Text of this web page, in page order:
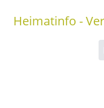
Heimatinfo -